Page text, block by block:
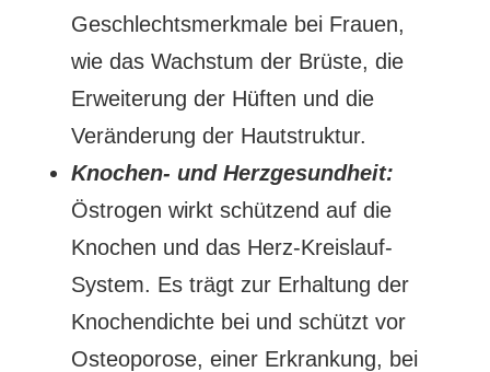
Geschlechtsmerkmale bei Frauen,
wie das Wachstum der Brüste, die
Erweiterung der Hüften und die
Veränderung der Hautstruktur.
Knochen- und Herzgesundheit:
Östrogen wirkt schützend auf die
Knochen und das Herz-Kreislauf-
System. Es trägt zur Erhaltung der
Knochendichte bei und schützt vor
Osteoporose, einer Erkrankung, bei